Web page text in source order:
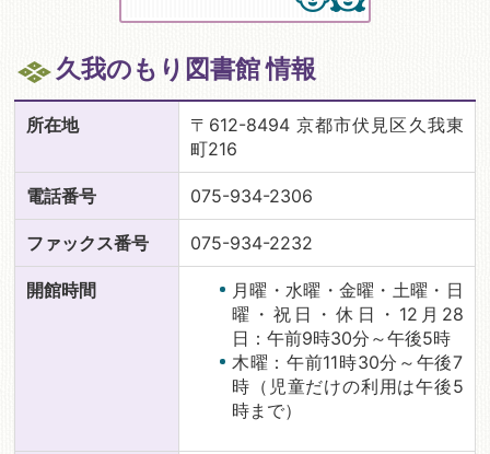
久我のもり図書館 情報
所在地
〒612-8494 京都市伏見区久我東
町216
電話番号 075-934-2306
ファックス番号 075-934-2232
開館時間
月曜・水曜・金曜・土曜・日
曜・祝日・休日・12月28
日：午前9時30分～午後5時
木曜：午前11時30分～午後7
時（児童だけの利用は午後5
時まで）